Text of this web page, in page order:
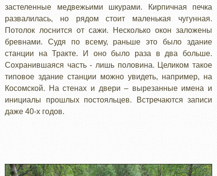
застеленные медвежьими шкурами. Кирпичная печка
развалилась, но рядом стоит маленькая чугунная.
Потолок лоснится от сажи. Несколько окон заложены
бревнами. Судя по всему, раньше это было здание
станции на Тракте. И оно было раза в два больше.
Сохранившаяся часть - лишь половина. Целиком такое
типовое здание станции можно увидеть, например, на
Косомской. На стенах и двери – вырезанные имена и
инициалы прошлых постояльцев. Встречаются записи
даже 40-х годов.